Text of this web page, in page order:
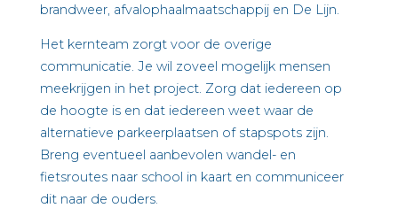
brandweer, afvalophaalmaatschappij en De Lijn.
Het kernteam zorgt voor de overige
communicatie. Je wil zoveel mogelijk mensen
meekrijgen in het project. Zorg dat iedereen op
de hoogte is en dat iedereen weet waar de
alternatieve parkeerplaatsen of stapspots zijn.
Breng eventueel aanbevolen wandel- en
fietsroutes naar school in kaart en communiceer
dit naar de ouders.